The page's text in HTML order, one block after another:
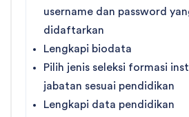
username dan password
didaftarkan
Lengkapi biodata
Pilih jenis seleksi formasi
jabatan sesuai pendidikan
Lengkapi data pendidikan